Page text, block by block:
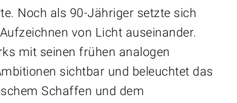
Noch als 90-Jähriger setzte sich
von Licht auseinander.
mit seinen frühen analogen
sichtbar und beleuchtet das
Schaffen und dem